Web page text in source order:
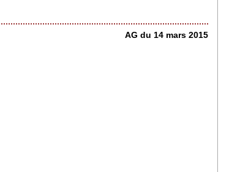
AG du 14 mars 2015